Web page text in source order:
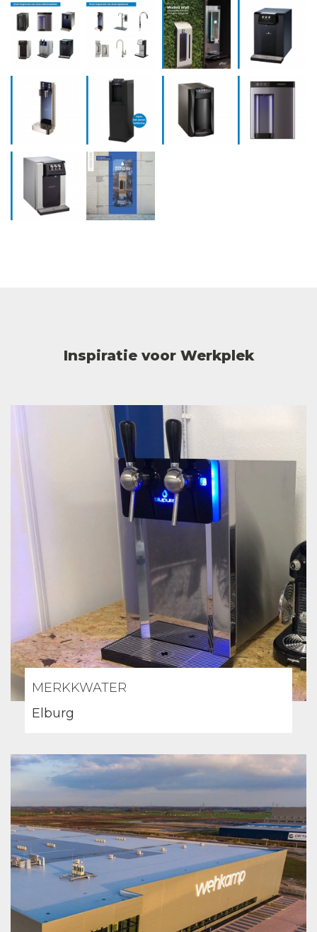
Inspiratie voor Werkplek
MERKKWATER
Elburg